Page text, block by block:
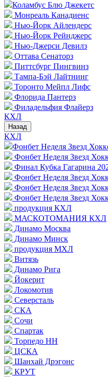
Коламбус Блю Джекетс
Монреаль Канадиенс
Нью-Йорк Айлендерс
Нью-Йорк Рейнджерс
Нью-Джерси Девилз
Оттава Сенаторз
Питтсбург Пингвинз
Тампа-Бэй Лайтнинг
Торонто Мейпл Лифс
Флорида Пантерз
Филадельфия Флайерз
КХЛ
Назад
КХЛ
Фонбет Неделя Звезд
Фонбет Неделя Звезд
Финал Кубка Гагарина
Фонбет Неделя Звезд
Фонбет Неделя Звезд
Фонбет Неделя Звезд
продукция КХЛ
МАСКОТОМАНИЯ КХЛ
Динамо Москва
Динамо Минск
продукция МХЛ
Витязь
Динамо Рига
Йокерит
Локомотив
Северсталь
СКА
Сочи
Спартак
Торпедо НН
ЦСКА
Шанхай Дрэгонс
КРУТ